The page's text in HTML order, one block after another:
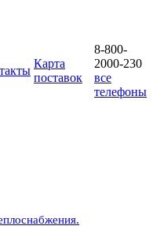
Карта
поставок
8-800-
2000-230
все
телефоны